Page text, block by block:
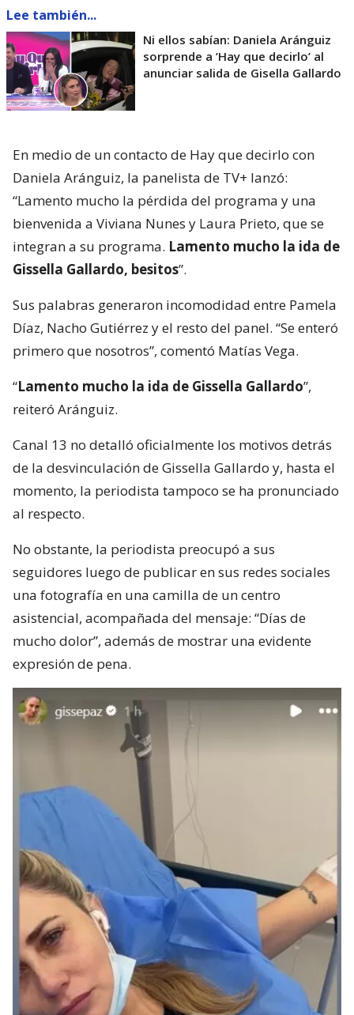
Lee también...
Ni ellos sabían: Daniela Aránguiz
sorprende a ’Hay que decirlo’ al
anunciar salida de Gisella Gallardo
En medio de un contacto de Hay que decirlo con
Daniela Aránguiz, la panelista de TV+ lanzó:
“Lamento mucho la pérdida del programa y una
bienvenida a Viviana Nunes y Laura Prieto, que se
integran a su programa. Lamento mucho la ida de
Gissella Gallardo, besitos”.
Sus palabras generaron incomodidad entre Pamela
Díaz, Nacho Gutiérrez y el resto del panel. “Se enteró
primero que nosotros”, comentó Matías Vega.
“Lamento mucho la ida de Gissella Gallardo”,
reiteró Aránguiz.
Canal 13 no detalló oficialmente los motivos detrás
de la desvinculación de Gissella Gallardo y, hasta el
momento, la periodista tampoco se ha pronunciado
al respecto.
No obstante, la periodista preocupó a sus
seguidores luego de publicar en sus redes sociales
una fotografía en una camilla de un centro
asistencial, acompañada del mensaje: “Días de
mucho dolor”, además de mostrar una evidente
expresión de pena.